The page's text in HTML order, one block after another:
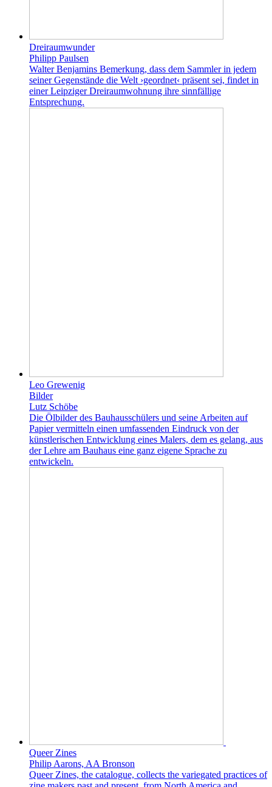
Dreiraumwunder
Philipp Paulsen
Walter Benjamins Bemerkung, dass dem Sammler in jedem
seiner Gegenstände die Welt ›geordnet‹ präsent sei, findet in
einer Leipziger Dreiraumwohnung ihre sinnfällige
Entsprechung.
Leo Grewenig
Bilder
Lutz Schöbe
Die Ölbilder des Bauhausschülers und seine Arbeiten auf
Papier vermitteln einen umfassenden Eindruck von der
künstlerischen Entwicklung eines Malers, dem es gelang, aus
der Lehre am Bauhaus eine ganz eigene Sprache zu
entwickeln.
Queer Zines
Philip Aarons, AA Bronson
Queer Zines, the catalogue, collects the variegated practices of